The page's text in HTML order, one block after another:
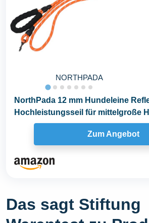
NORTHPADA
NorthPada 12 mm Hundeleine
Hochleistungsseil für mittelgroße
Zum Angebot
Das sagt Stiftung